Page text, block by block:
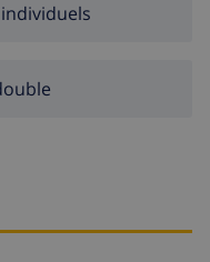
voile 1.5 km, tennis